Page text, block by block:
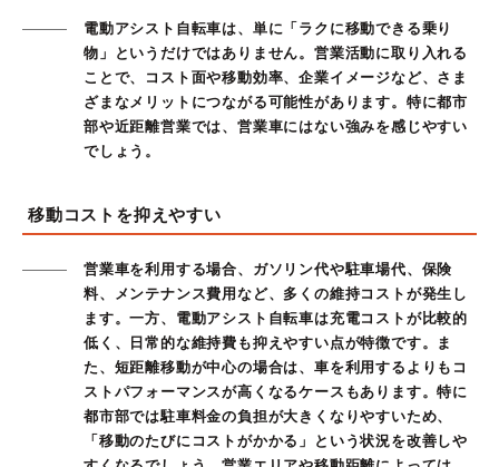
電動アシスト自転車は、単に「ラクに移動できる乗り
物」というだけではありません。営業活動に取り入れる
ことで、コスト面や移動効率、企業イメージなど、さま
ざまなメリットにつながる可能性があります。特に都市
部や近距離営業では、営業車にはない強みを感じやすい
でしょう。
移動コストを抑えやすい
営業車を利用する場合、ガソリン代や駐車場代、保険
料、メンテナンス費用など、多くの維持コストが発生し
ます。一方、電動アシスト自転車は充電コストが比較的
低く、日常的な維持費も抑えやすい点が特徴です。ま
た、短距離移動が中心の場合は、車を利用するよりもコ
ストパフォーマンスが高くなるケースもあります。特に
都市部では駐車料金の負担が大きくなりやすいため、
「移動のたびにコストがかかる」という状況を改善しや